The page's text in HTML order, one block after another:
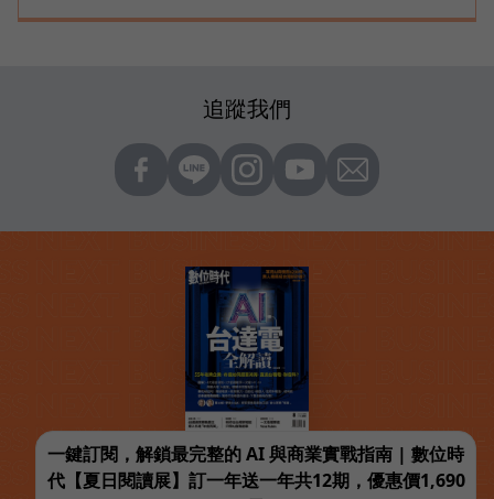
追蹤我們
一鍵訂閱，解鎖最完整的 AI 與商業實戰指南 | 數位時
代【夏日閱讀展】訂一年送一年共12期，優惠價1,690